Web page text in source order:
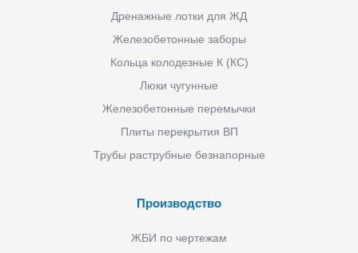
Дренажные лотки для ЖД
Железобетонные заборы
Кольца колодезные К (КС)
Люки чугунные
Железобетонные перемычки
Плиты перекрытия ВП
Трубы раструбные безнапорные
Производство
ЖБИ по чертежам